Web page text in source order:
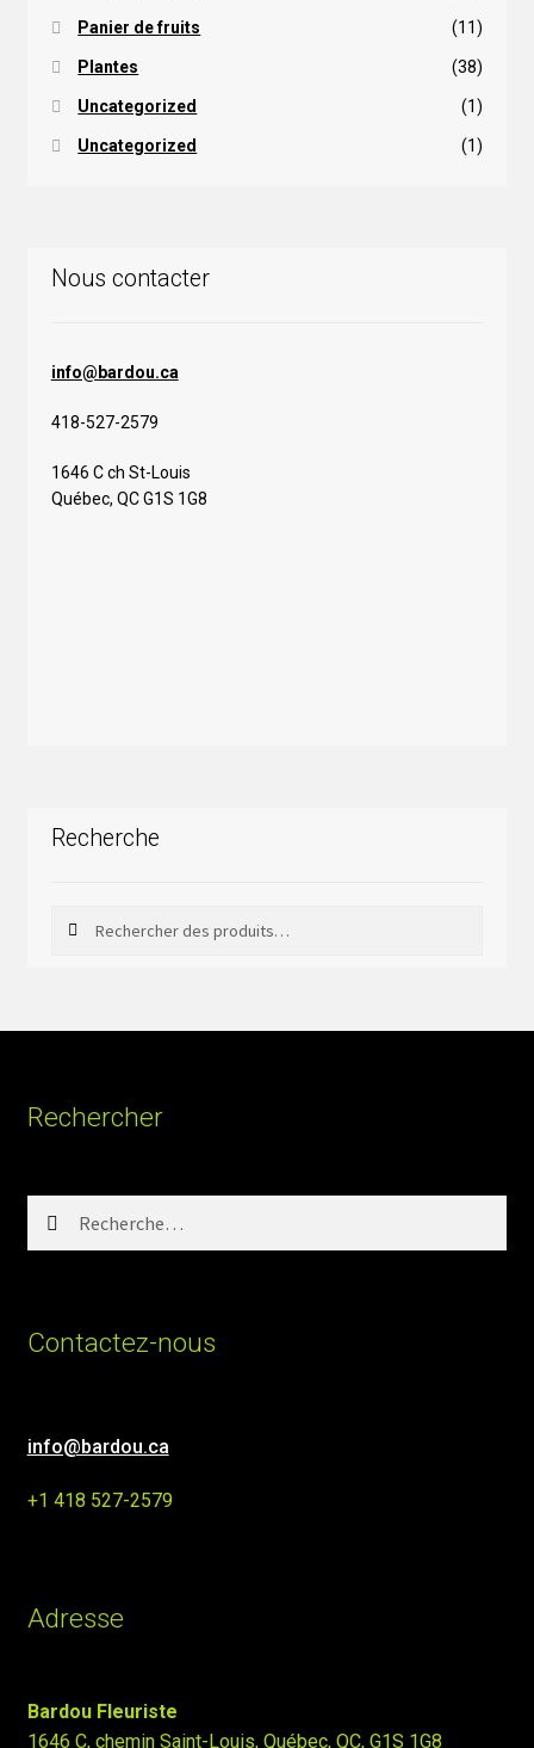
Panier de fruits (11)
Plantes (38)
Uncategorized (1)
Uncategorized (1)
Nous contacter
info@bardou.ca
418-527-2579
1646 C ch St-Louis
Québec, QC G1S 1G8
Recherche
Rechercher
Contactez-nous
info@bardou.ca
+1 418 527-2579
Adresse
Bardou Fleuriste
1646 C, chemin Saint-Louis, Québec, QC, G1S 1G8